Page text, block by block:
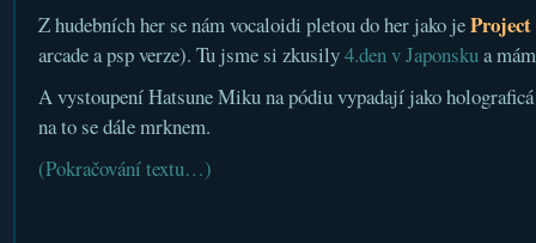
Z hudebních her se nám vocaloidi pletou do her jako je
arcade a psp verze). Tu jsme si zkusily4.den v Japonskua
A vystoupení Hatsune Miku na pódiu vypadají jako
na to se dále mrknem.
(Pokračování textu…)